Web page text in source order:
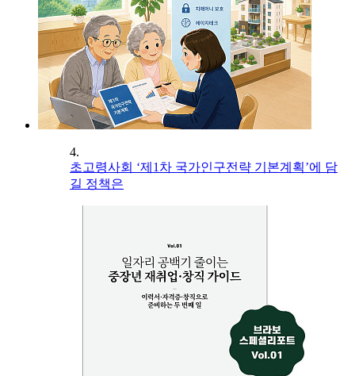
4.
초고령사회 ‘제1차 국가인구전략 기본계획’에 담
길 정책은